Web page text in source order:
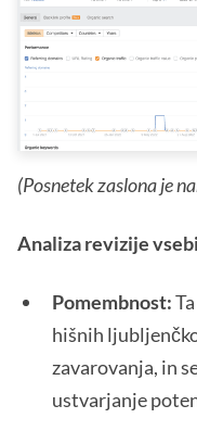
(Posnetek zaslona je
Analiza revizije
Pomembnost:
hišnih
zavarovanja, in
ustvarjanje